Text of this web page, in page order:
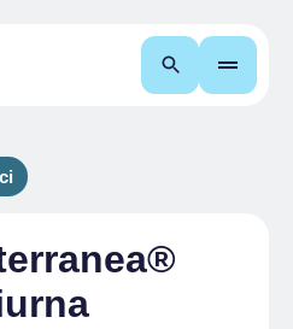
Cerca